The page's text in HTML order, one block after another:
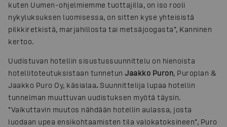
kuten Uumen-ohjelmiemme tuottajilla, on iso rooli
nykyluksuksen luomisessa, on sitten kyse yhteisistä
pilkkiretkistä, marjahillosta tai metsäjoogasta”, Kanninen
kertoo.
Uudistuvan hotellin sisustussuunnittelu on hienoista
hotellitoteutuksistaan tunnetun Jaakko Puron, Puroplan &
Jaakko Puro Oy, käsialaa. Suunnittelija lupaa hotellin
tunnelman muuttuvan uudistuksen myötä täysin.
”Vaikuttavin muutos nähdään hotellin aulassa, josta
luodaan upea ensikohtaamisten tila valokatoksineen”, Puro